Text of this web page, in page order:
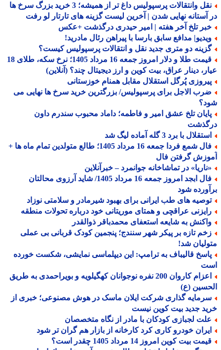
نقل وانتقالات پرسپولیس داغ تر از همیشه؛ 3 خرید بزرگ سرخ ها
آستانه نهایی شدن | آخرین لیست گزینه های تارتار لو رفت
تلخ آخر هفته | امیر حیدری درگذشت +عکس
مدافع سابق بارسا با پیراهن رئال مادرید!
دو متری جدید نقل و انتقالات پرسپولیس کیست؟
قیمت طلا و دلار امروز جمعه 16 مرداد 1405؛ نرخ سکه، طلای 18
دینار عراق، بیت کوین و ارز دیجیتال چند؟ (آنلاین)
پُرگل استقلال مقابل همنام خوزستانی
الاجل برای پرسپولیس/ بزرگترین خرید سرخ ها نهایی می
تلخ عشق امیر و فاطمه؛ داماد محبوب سندرم داون
با برد 3 گله آماده لیگ شد
فال شمع فردا جمعه 16 مرداد 1405؛ طالع متولدین تمام ماه ها +
گرفتن فال
در تماشاخانه جوانمرد – خبرآنلاین
فال ابجد امروز جمعه 16 مرداد 1405/ شاید آرزوی محالتان
شود
های طب ایرانی برای بهبود شیرمادر و سلامتی نوزاد
عراقچی و همتای موریتانی خود درباره تحولات منطقه
به شایعه استعفای محمدباقر ذوالقدر
تازه بر پیکر شهر سنندج؛ پنجمین کودک قربانی بی عملی
شد!
قالیباف به ترامپ: این دیپلماسی نمایشی، شکست خورده
اعزام کاروان 200 نفره نوجوانان کهگیلویه و بویراحمدی به طریق
(ع)
گذاری شرکت ایلان ماسک در هوش مصنوعی؛ خبری از
جدید بیت کوین نیست
لجبازی کودکان با مادر از نگاه متخصصان
خودرو کاری کرد کارخانه از بازار هم گران تر شود
بیت کوین امروز 14 مرداد 1405 چقدر است؟